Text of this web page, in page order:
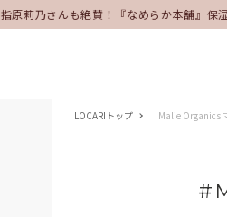
指原莉乃さんも絶賛！『なめらか本舗』保
LOCARIトップ Malie Organics